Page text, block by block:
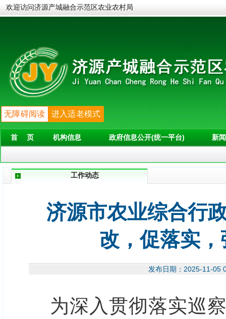
欢迎访问济源产城融合示范区农业农村局
无障碍阅读 进入适老模式
首 页 机构信息 政府信息公开(统一平台) 新
工作动态
济源市农业综合行
改，促落实
发布日期：2025-
为深入贯彻落实巡